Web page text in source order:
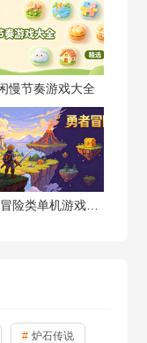
慢节奏游戏大全
炉石传说